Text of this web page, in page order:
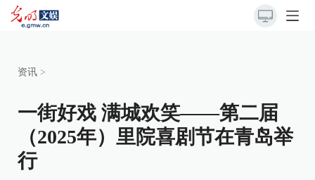
资讯 >
一街好戏 满城欢笑——第二届
（2025年）里院喜剧节在青岛举
行